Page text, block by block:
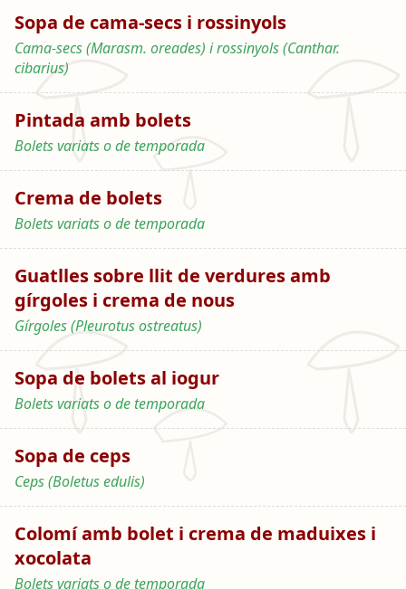
Sopa de cama-secs i rossinyols
Cama-secs (Marasm. oreades) i rossinyols (Canthar.
cibarius)
Pintada amb bolets
Bolets variats o de temporada
Crema de bolets
Bolets variats o de temporada
Guatlles sobre llit de verdures amb
gírgoles i crema de nous
Gírgoles (Pleurotus ostreatus)
Sopa de bolets al iogur
Bolets variats o de temporada
Sopa de ceps
Ceps (Boletus edulis)
Colomí amb bolet i crema de maduixes i
xocolata
Bolets variats o de temporada